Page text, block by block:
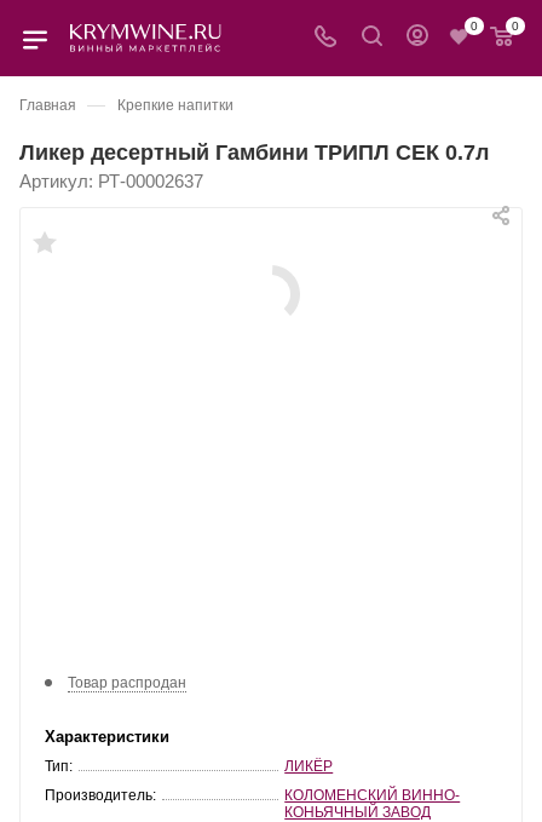
0 0
Главная — Крепкие напитки
Ликер десертный Гамбини ТРИПЛ СЕК 0.7л
Артикул: РТ-00002637
Товар распродан
Характеристики
Тип:
ЛИКЁР
Производитель:
КОЛОМЕНСКИЙ ВИННО-
КОНЬЯЧНЫЙ ЗАВОД